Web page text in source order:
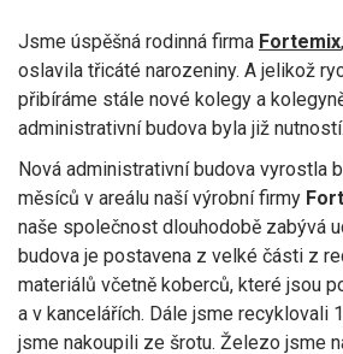
Jsme úspěšná rodinná firma Fortemix
oslavila třicáté narozeniny. A jelikož
přibíráme stále nové kolegy a
administrativní budova byla již nutností.
Nová administrativní budova vyrostla
měsíců v areálu naší výrobní firmy
naše společnost dlouhodobě zabývá
budova je postavena z velké části z
materiálů včetně koberců, které jsou
a v kancelářích. Dále jsme recyklovali
jsme nakoupili ze šrotu. Železo jsme